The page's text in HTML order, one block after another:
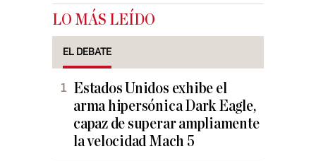
LO MÁS LEÍDO
EL DEBATE
Estados Unidos exhibe el
arma hipersónica Dark Eagle,
capaz de superar ampliamente
la velocidad Mach 5